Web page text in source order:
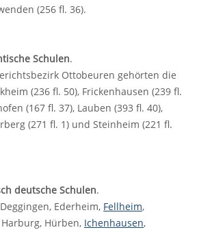
(256 fl. 36).
Schulen.
Ottobeuren gehörten die
(236 fl. 50), Frickenhausen (239 fl.
(167 fl. 37), Lauben (393 fl. 40),
(271 fl. 1) und Steinheim (221 fl.
deutsche Schulen.
Ederheim, Fellheim,
Harburg, Hürben, Ichenhausen,